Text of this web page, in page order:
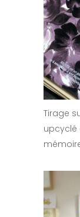
Tirage
upcyclé